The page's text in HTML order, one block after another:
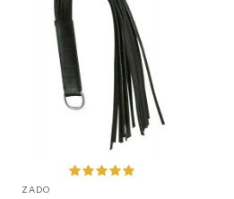
ZADO